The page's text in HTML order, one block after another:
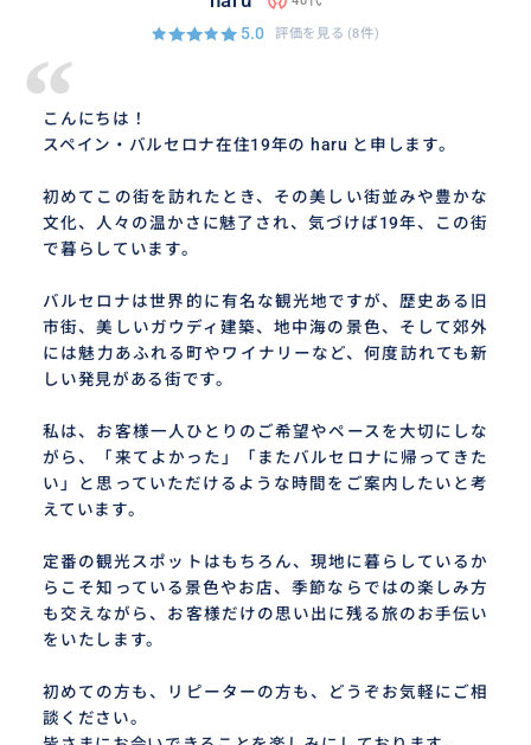
5.0 評価を見る (8件)
“
こんにちは！
スペイン・バルセロナ在住19年の haru と申します。
初めてこの街を訪れたとき、その美しい街並みや豊かな
文化、人々の温かさに魅了され、気づけば19年、この街
で暮らしています。
バルセロナは世界的に有名な観光地ですが、歴史ある旧
市街、美しいガウディ建築、地中海の景色、そして郊外
には魅力あふれる町やワイナリーなど、何度訪れても新
しい発見がある街です。
私は、お客様一人ひとりのご希望やペースを大切にしな
がら、「来てよかった」「またバルセロナに帰ってきた
い」と思っていただけるような時間をご案内したいと考
えています。
定番の観光スポットはもちろん、現地に暮らしているか
らこそ知っている景色やお店、季節ならではの楽しみ方
も交えながら、お客様だけの思い出に残る旅のお手伝い
をいたします。
初めての方も、リピーターの方も、どうぞお気軽にご相
談ください。